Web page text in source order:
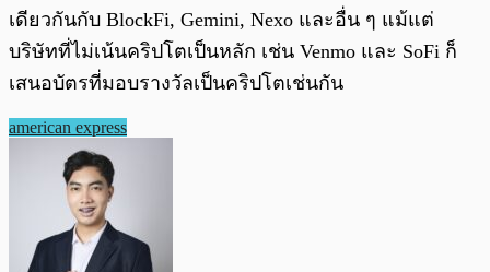
เดียวกันกับ BlockFi, Gemini, Nexo และอื่น ๆ แม้แต่
บริษัทที่ไม่เน้นคริปโตเป็นหลัก เช่น Venmo และ SoFi ก็
เสนอบัตรที่มอบรางวัลเป็นคริปโตเช่นกัน
american express